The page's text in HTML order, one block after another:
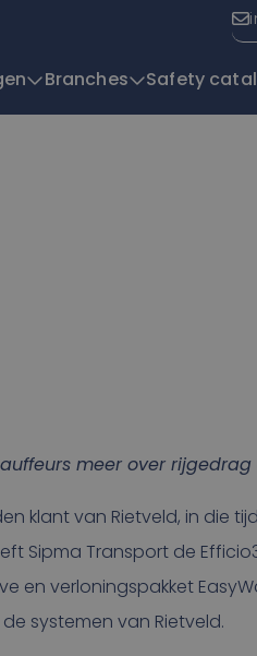
Branches Safety
meer over rijgedrag
klant van Rietveld, in die
Sipma Transport de
en verloningspakket
systemen van Rietveld.